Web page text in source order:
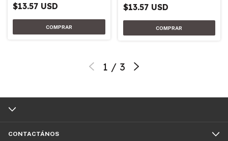
$13.57 USD $13.57 USD
1 / 3
CONTACTÁNOS